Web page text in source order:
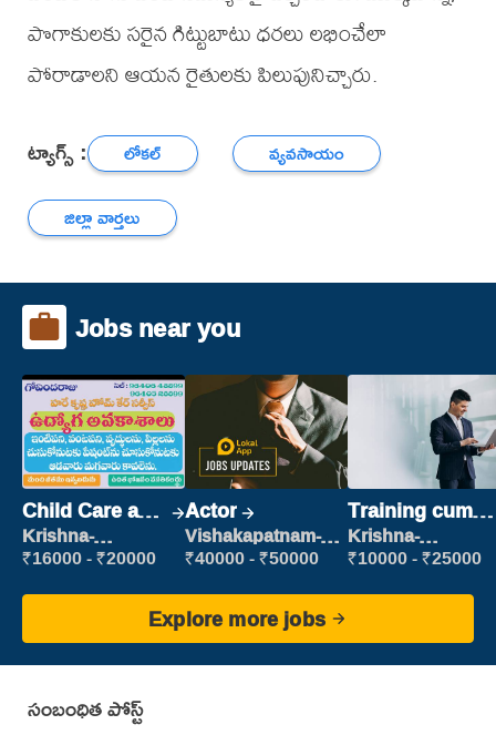
పొగాకులకు సరైన గిట్టుబాటు ధరలు లభించేలా
పోరాడాలని ఆయన రైతులకు పిలుపునిచ్చారు.
ట్యాగ్స్ : లోకల్
వ్యవసాయం
జిల్లా వార్తలు
Jobs near you
Child Care and
Patient care
Krishna-
vijayawada
₹16000 - ₹20000
Actor
Vishakapatnam-
new
₹40000 - ₹50000
Training cum
Placement
Krishna-
vijayawada
₹10000 - ₹25000
Explore more jobs
సంబంధిత పోస్ట్